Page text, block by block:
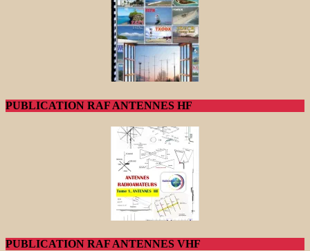
PUBLICATION RAF ANTENNES HF
PUBLICATION RAF ANTENNES VHF